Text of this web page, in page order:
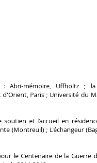
Abri-mémoire, Uffholtz
; la
Paris ; Université du
et l’accueil en
(Montreuil) ; L'échangeur
le Centenaire de la Guerre